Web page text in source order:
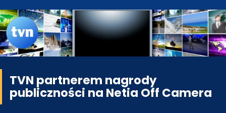
TVN partnerem nagrody
publiczności na Netia Off Camera